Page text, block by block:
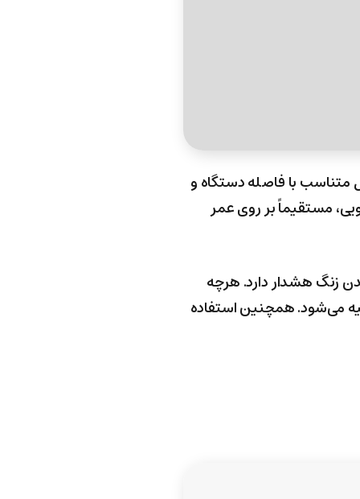
متناسب با فاصله دستگاه و
مستقیماً بر روی عمر
زنگ هشدار دارد. هرچه
می‌شود. همچنین استفاده